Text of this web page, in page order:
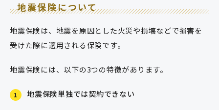
地震保険について
地震保険は、地震を原因とした火災や損壊などで損害を
受けた際に適用される保険です。
地震保険には、以下の3つの特徴があります。
1 地震保険単独では契約できない